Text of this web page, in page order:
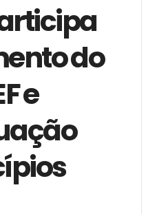
do
e